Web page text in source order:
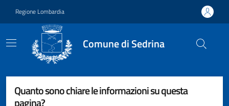
Regione Lombardia
Comune di Sedrina
Quanto sono chiare le informazioni su questa
pagina?